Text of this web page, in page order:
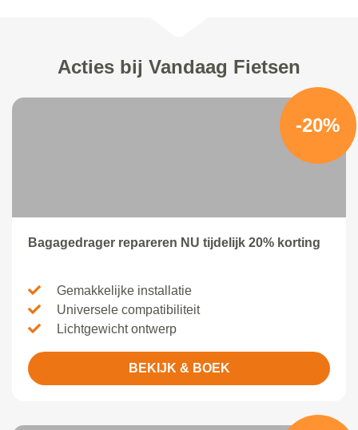
Acties bij Vandaag Fietsen
-20%
Bagagedrager repareren NU tijdelijk 20% korting
Gemakkelijke installatie
Universele compatibiliteit
Lichtgewicht ontwerp
BEKIJK & BOEK